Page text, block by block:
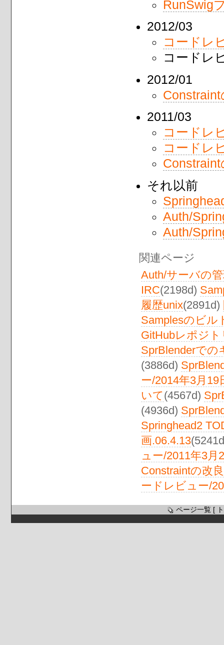
RunSwig
2012/03
コードレ
コードレ
2012/01
2011/03
コードレ
コードレ
それ以前
Auth/
Auth/
関連ページ
Auth/サーバの
IRC(2198d)
履歴unix(2891d)
Samplesのビル
GitHubレポジト
SprBlenderでの
(3886d)
ー/2014年3月19
いて(4567d)
(4936d)
Springhead2
画.06.4.13
ュー/2011年3月
Constraintの改良
ードレビュー/
ページ一覧[